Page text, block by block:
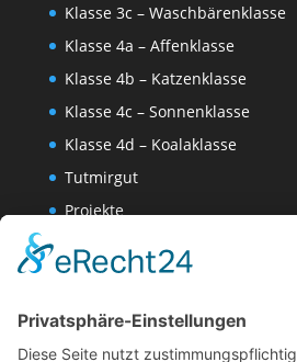
Klasse 3c – Waschbärenklasse
Klasse 4a – Affenklasse
Klasse 4b – Katzenklasse
Klasse 4c – Sonnenklasse
Klasse 4d – Koalaklasse
Tutmirgut
Projekte
Wissenschaften-AG
Datenschutzerklärung